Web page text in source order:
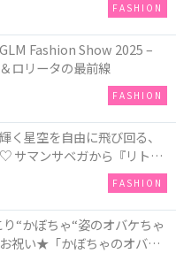
FASHION
Fashion Show 2025 –
ロリータの最前線
FASHION
く星空を自由に飛び回る、
サマンサベガから『リトル
アニバーサリーイヤー』を
FASHION
“かぼちゃ“姿のオバケちゃ
祝い★「かぼちゃのオバケ